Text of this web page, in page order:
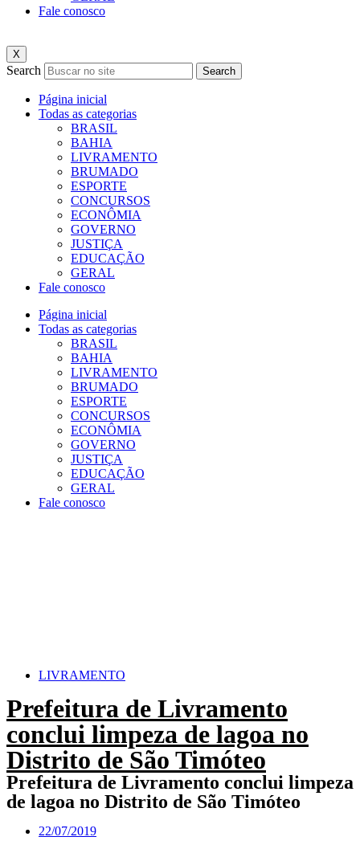
Fale conosco
X
Search Search
Página inicial
Todas as categorias
BRASIL
BAHIA
LIVRAMENTO
BRUMADO
ESPORTE
CONCURSOS
ECONÔMIA
GOVERNO
JUSTIÇA
EDUCAÇÃO
GERAL
Fale conosco
Página inicial
Todas as categorias
BRASIL
BAHIA
LIVRAMENTO
BRUMADO
ESPORTE
CONCURSOS
ECONÔMIA
GOVERNO
JUSTIÇA
EDUCAÇÃO
GERAL
Fale conosco
LIVRAMENTO
Prefeitura de Livramento
conclui limpeza de lagoa no
Distrito de São Timóteo
Prefeitura de Livramento conclui limpeza
de lagoa no Distrito de São Timóteo
22/07/2019